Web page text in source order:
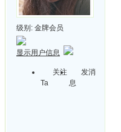
级别: 金牌会员
显示用户信息
关注
Ta
发消
息